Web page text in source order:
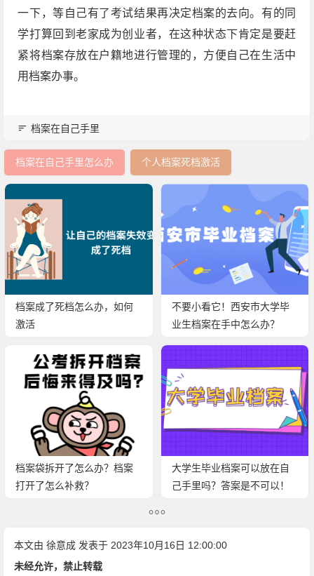
一下，等自己有了考试结果再决定档案的去向。有的同
学打算回到老家成为创业者，在这种状态下肯定是要赶
紧将档案存放在户籍地进行管理的，方便自己在生活中
用档案办事。
档案在自己手里
档案在自己手里怎么办 个人档案死档激活
档案成了死档怎么办，如何
激活
不要小看它！西安市大学毕
业生档案在手中怎么办？
档案袋拆开了怎么办？档案
打开了怎么补救？
大学生毕业档案可以放在自
己手里吗？答案是不可以！
本文由徐意成 发表于 2023年10月16日 12:00:00
未经允许，禁止转载